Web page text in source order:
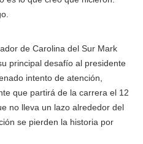
de Carolina del Sur Mark
principal desafío al presidente
intento de atención,
que partirá de la carrera el 12
no lleva un lazo alrededor del
se pierden la historia por